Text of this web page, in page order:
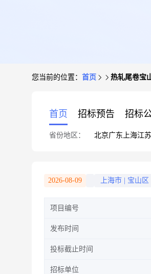
您当前的位置： 首页 热轧尾卷宝
首页 招标预告 招标
省份地区： 北京广东 上海江苏
2026-08-09 上海市 宝山区
项目编号
发布时间
投标截止时间
招标单位